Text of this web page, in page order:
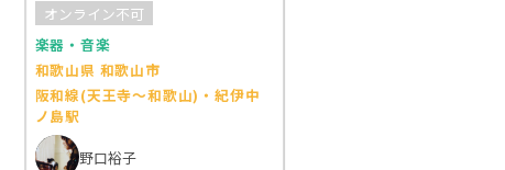
オンライン不可
楽器・音楽
和歌山県 和歌山市
阪和線(天王寺～和歌山)・紀伊中
ノ島駅
野口裕子